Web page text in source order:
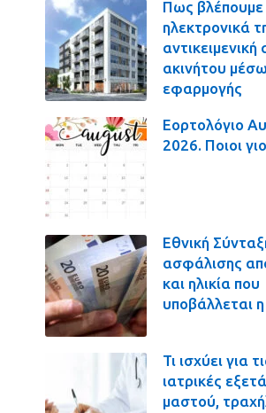
Πως βλέπουμε
ηλεκτρονικά
αντικειμενική
ακινήτου μέσω
εφαρμογής
Εορτολόγιο
2026. Ποιοι
Εθνική
ασφάλισης
και ηλικία που
υποβάλλεται
Τι ισχύει για
ιατρικές
μαστού,